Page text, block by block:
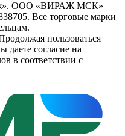
ООО «ВИРАЖ МСК»
Все торговые марки
пользоваться
даете согласие на
в соответствии с